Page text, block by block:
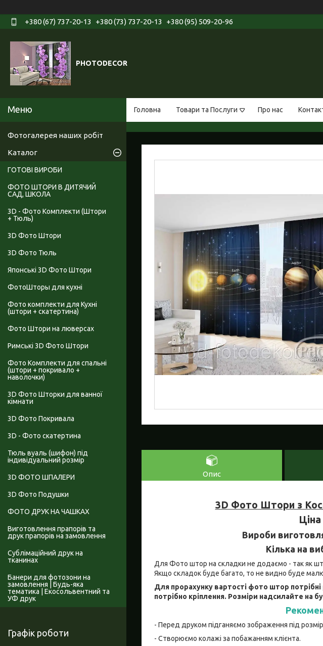
+380 (67) 737-20-13 +380 (73) 737-20-13 +380 (95) 509-20-96
PHOTODECOR
Головна Товари та Послуги Про нас
Опис
3D Фото Штори з
Вироби
Кілька на
Для Фото штор на складки не додаємо - так як
Якщо складок буде багато, то не видно буде
Для прорахунку вартості фото штор
потрібно кріплення. Розміри надсилайте на
- Перед друком підганяємо зображення під розмір
- Створюємо колажі за побажанням клієнта.
Фотогалерея наших робіт
Каталог
ГОТОВІ ВИРОБИ
ФОТО ШТОРИ В ДИТЯЧИЙ
САД, ШКОЛА
3D - Фото Комплекти (Штори
+ Тюль)
3D Фото Штори
3D Фото Тюль
Японські 3D Фото Штори
ФотоШторы для кухні
Фото комплекти для Кухні
(штори + скатертина)
Фото Штори на люверсах
Римські 3D Фото Штори
Фото Комплекти для спальні
(штори + покривало +
наволочки)
3D Фото Шторки для ванної
кімнати
3D Фото Покривала
3D - Фото скатертина
Тюль вуаль (шифон) під
індивідуальний розмір
3D ФОТО ШПАЛЕРИ
3D Фото Подушки
ФОТО ДРУК НА ЧАШКАХ
Виготовлення прапорів та
друк прапорів на замовлення
Сублімаційний друк на
тканинах
Банери для фотозони на
замовлення | Будь-яка
тематика | Екосольвентний та
УФ друк
Графік роботи